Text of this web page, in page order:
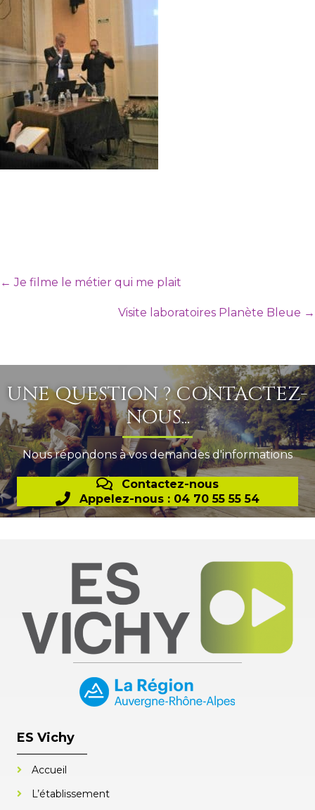
Posts
navigation
← Je filme le métier qui me plait
Visite laboratoires Planète Bleue →
UNE QUESTION ? CONTACTEZ-
NOUS...
Nous répondons à vos demandes d'informations
Contactez-nous
Appelez-nous : 04 70 55 55 54
ES Vichy
Accueil
L’établissement